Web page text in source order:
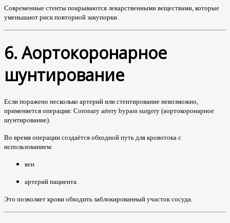
Современные стенты покрываются лекарственными веществами, которые
уменьшают риск повторной закупорки.
6. Аортокоронарное
шунтирование
Если поражено несколько артерий или стентирование невозможно,
применяется операция: Coronary artery bypass surgery (аортокоронарное
шунтирование).
Во время операции создаётся обходной путь для кровотока с
использованием:
вен
артерий пациента.
Это позволяет крови обходить заблокированный участок сосуда.